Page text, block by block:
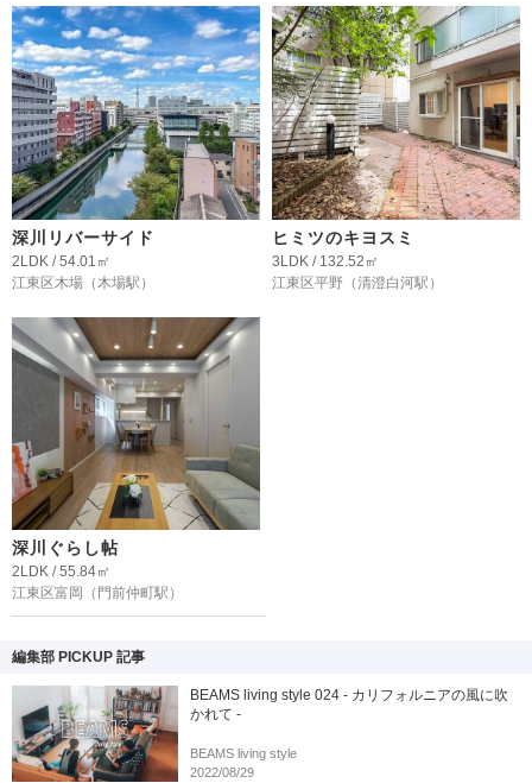
深川リバーサイド
2LDK / 54.01㎡
江東区木場 （木場駅）
ヒミツのキヨスミ
3LDK / 132.52㎡
江東区平野 （清澄白河駅）
深川ぐらし帖
2LDK / 55.84㎡
江東区富岡 （門前仲町駅）
編集部 PICKUP 記事
BEAMS living style 024 - カリフォルニアの風に吹
かれて -
BEAMS living style
2022/08/29